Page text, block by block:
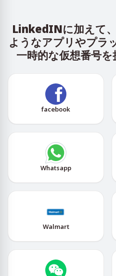
LinkedINに加えて
ようなアプリやプラ
一時的な仮想番号
facebook
Whatsapp
Walmart